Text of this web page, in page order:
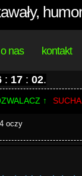
o nas kontakt
: 17 : 02.
↑
oczy